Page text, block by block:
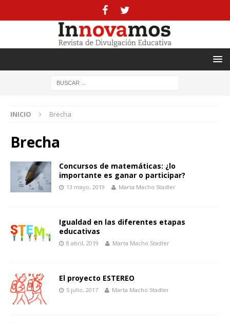
INICIO Brecha
Brecha
Concursos de matemáticas: ¿lo
importante es ganar o participar?
13 mayo, 2019 Marta Macho Stadler
Igualdad en las diferentes etapas
educativas
8 abril, 2019 Marta Macho Stadler
El proyecto ESTEREO
5 julio, 2017 Marta Macho Stadler